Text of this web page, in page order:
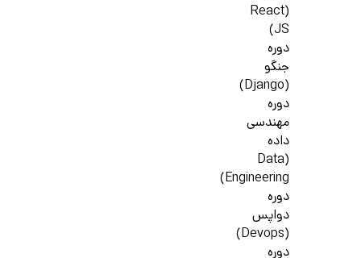
(React
JS)
دوره
جنگو
(Django)
دوره
مهندسی
داده
(Data
Engineering)
دوره
دواپس
(Devops)
دوره